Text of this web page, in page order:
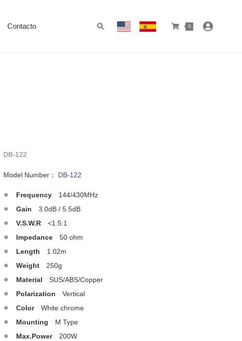
Contacto 0
DB-122
Model Number： DB-122
Frequency
144/430MHz
Gain
3.0dB / 5.5dB
V.S.W.R
<1.5:1
Impedance
50 ohm
Length
1.02m
Weight
250g
Material
SUS/ABS/Copper
Polarization
Vertical
Color
White chrome
Mounting
M Type
Max.Power
200W